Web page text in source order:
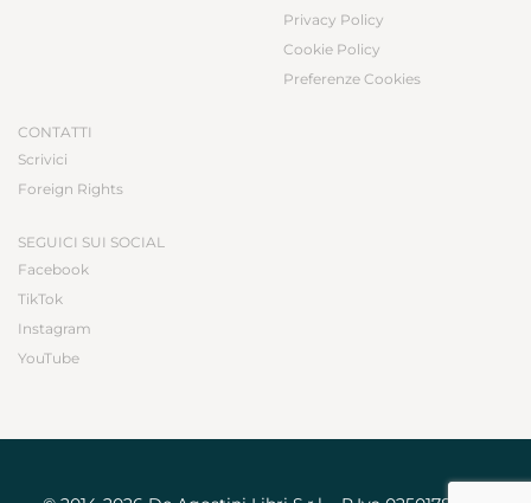
Privacy Policy
Cookie Policy
Preferenze Cookies
CONTATTI
Scrivici
Foreign Rights
SEGUICI SUI SOCIAL
Facebook
TikTok
Instagram
YouTube